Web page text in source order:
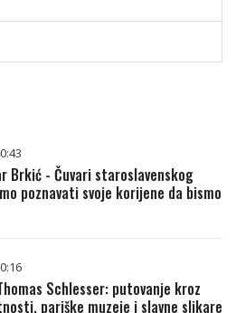
Brkić - Čuvari staroslavenskog
poznavati svoje korijene da bismo
Schlesser: putovanje kroz
pariške muzeje i slavne slikare